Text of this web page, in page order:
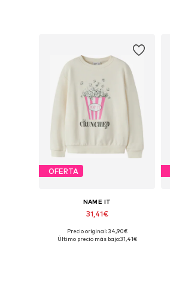
OFERTA
NAME IT
31,41€
Precio original: 34,90€
Último precio más bajo:31,41€